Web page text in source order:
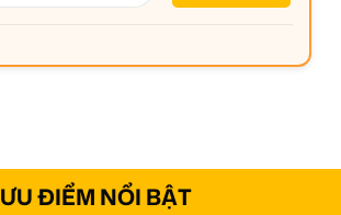
ƯU ĐIỂM NỔI BẬT